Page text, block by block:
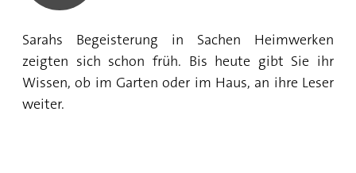
Sarahs Begeisterung in Sachen Heimwerken
zeigten sich schon früh. Bis heute gibt Sie ihr
Wissen, ob im Garten oder im Haus, an ihre Leser
weiter.